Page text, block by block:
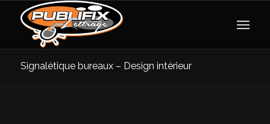
Signalétique bureaux – Design intérieur